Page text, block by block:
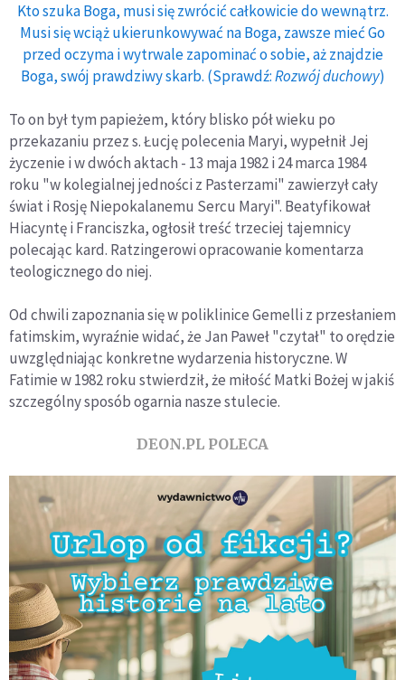
Kto szuka Boga, musi się zwrócić całkowicie do wewnątrz.
Musi się wciąż ukierunkowywać na Boga, zawsze mieć Go
przed oczyma i wytrwale zapominać o sobie, aż znajdzie
Boga, swój prawdziwy skarb. (Sprawdź:Rozwój duchowy)
To on był tym papieżem, który blisko pół wieku po
przekazaniu przez s. Łucję polecenia Maryi, wypełnił Jej
życzenie i w dwóch aktach - 13 maja 1982 i 24 marca 1984
roku "w kolegialnej jedności z Pasterzami" zawierzył cały
świat i Rosję Niepokalanemu Sercu Maryi". Beatyfikował
Hiacyntę i Franciszka, ogłosił treść trzeciej tajemnicy
polecając kard. Ratzingerowi opracowanie komentarza
teologicznego do niej.
Od chwili zapoznania się w poliklinice Gemelli z przesłaniem
fatimskim, wyraźnie widać, że Jan Paweł "czytał" to orędzie
uwzględniając konkretne wydarzenia historyczne. W
Fatimie w 1982 roku stwierdził, że miłość Matki Bożej w jakiś
szczególny sposób ogarnia nasze stulecie.
DEON.PL POLECA